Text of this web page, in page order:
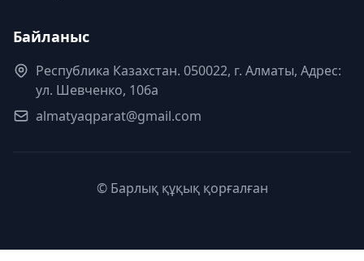
Байланыс
Республика Казахстан. 050022, г. Алматы, Адрес:
ул. Шевченко, 106а
almatyaqparat@gmail.com
© Барлық құқық қорғалған